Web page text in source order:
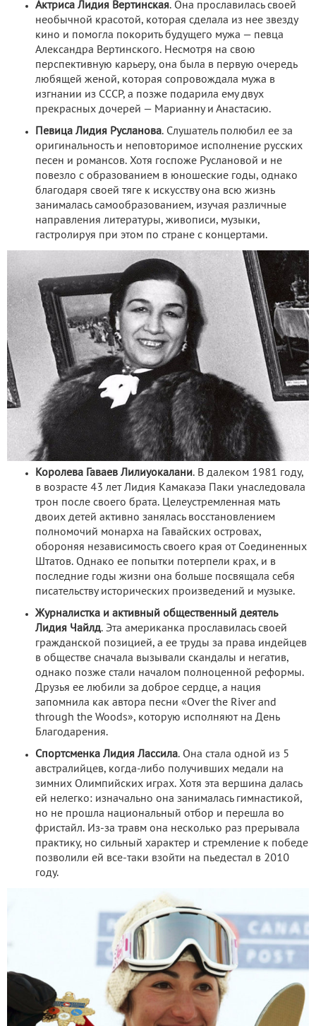
Актриса Лидия Вертинская. Она прославилась своей
необычной красотой, которая сделала из нее звезду
кино и помогла покорить будущего мужа — певца
Александра Вертинского. Несмотря на свою
перспективную карьеру, она была в первую очередь
любящей женой, которая сопровождала мужа в
изгнании из СССР, а позже подарила ему двух
прекрасных дочерей — Марианну и Анастасию.
Певица Лидия Русланова. Слушатель полюбил ее за
оригинальность и неповторимое исполнение русских
песен и романсов. Хотя госпоже Руслановой и не
повезло с образованием в юношеские годы, однако
благодаря своей тяге к искусству она всю жизнь
занималась самообразованием, изучая различные
направления литературы, живописи, музыки,
гастролируя при этом по стране с концертами.
Королева Гаваев Лилиуокалани. В далеком 1981 году,
в возрасте 43 лет Лидия Камакаэа Паки унаследовала
трон после своего брата. Целеустремленная мать
двоих детей активно занялась восстановлением
полномочий монарха на Гавайских островах,
обороняя независимость своего края от Соединенных
Штатов. Однако ее попытки потерпели крах, и в
последние годы жизни она больше посвящала себя
писательству исторических произведений и музыке.
Журналистка и активный общественный деятель
Лидия Чайлд. Эта американка прославилась своей
гражданской позицией, а ее труды за права индейцев
в обществе сначала вызывали скандалы и негатив,
однако позже стали началом полноценной реформы.
Друзья ее любили за доброе сердце, а нация
запомнила как автора песни «Over the River and
through the Woods», которую исполняют на День
Благодарения.
Спортсменка Лидия Лассила. Она стала одной из 5
австралийцев, когда-либо получивших медали на
зимних Олимпийских играх. Хотя эта вершина далась
ей нелегко: изначально она занималась гимнастикой,
но не прошла национальный отбор и перешла во
фристайл. Из-за травм она несколько раз прерывала
практику, но сильный характер и стремление к победе
позволили ей все-таки взойти на пьедестал в 2010
году.